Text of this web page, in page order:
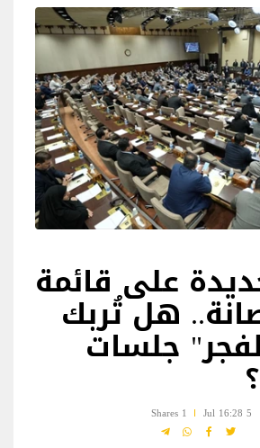
على قائمة
هل تُربك
جلسات
5 Jul 16:28
1 Shares